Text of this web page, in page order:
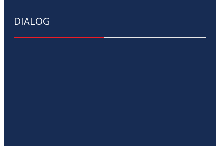
DIALOG